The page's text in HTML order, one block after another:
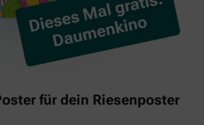
für dein Riesenposter